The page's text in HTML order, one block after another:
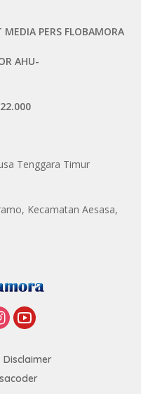
MEDIA PERS FLOBAMORA
AHU-
Tenggara Timur
Kecamatan Aesasa,
Disclaimer